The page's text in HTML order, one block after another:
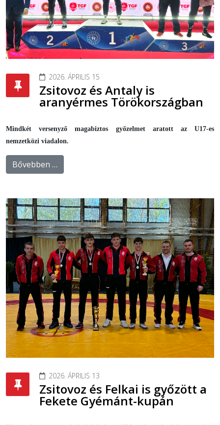
2026. ÁPRILIS 15
Zsitovoz és Antaly is
aranyérmes Törökországban
Mindkét versenyző magabiztos győzelmet aratott az U17-es
nemzetközi viadalon.
Bővebben …
2026. ÁPRILIS 13
Zsitovoz és Felkai is győzött a
Fekete Gyémánt-kupán